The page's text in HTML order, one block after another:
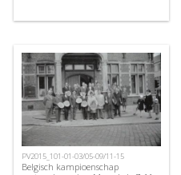
PV2015_101-01-03/05-09/11-15
Belgisch kampioenschap